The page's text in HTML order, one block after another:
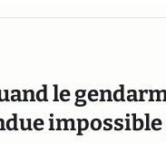
le